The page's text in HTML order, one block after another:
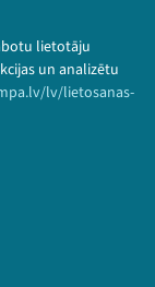
lietotāju
un analizētu
lv/lietosanas-